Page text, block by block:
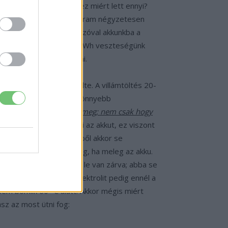
miatt. És hogy ez miért lett ennyi?
szorzata, azaz itt az áram négyzetesen
a későbbiekben! Szóval akkunkba a
39Wh helyett, a 4,1Wh veszteségünk
a tartályunkat tölteni.
44-szeresére növelte. A villámtöltés 20-
jönnek ki, a könnyebb
nagyon nem éri meg; nem csak hogy
a melegedés megöli az akkut, ez viszont
és oxigénből akkor se
zajlanak le, ha hideg, ha meleg az akku.
hermetikusan le van zárva; abba se
elektródon, az elektrolit pedig ennél a
bomlik 60 °C alatt. Akkor mégis miért
az most ütni fog: